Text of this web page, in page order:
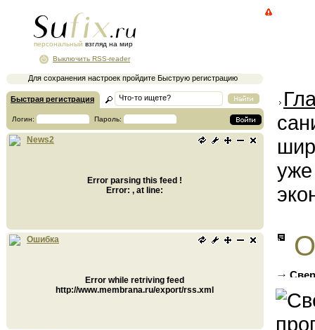
персональный взгляд на мир
Для сохранения настроек пройдите Быструю регистрацию
Выключить RSS-reader
Быстрая регистрация
Логин: Пароль:
News2
Error parsing this feed !
Error: , at line:
Ошибка
Error while retriving feed
http://www.membrana.ru/export/rss.xml